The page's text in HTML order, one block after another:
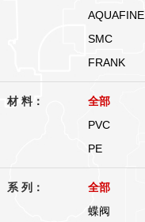
AQUAFINE
SMC
FRANK
材 料： 全部
PVC
PE
系 列： 全部
蝶阀